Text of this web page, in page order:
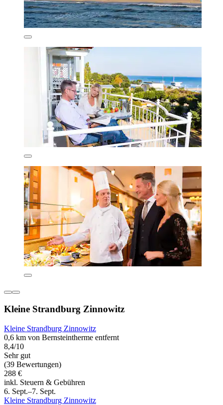
Kleine Strandburg Zinnowitz
Kleine Strandburg Zinnowitz
0,6 km von Bernsteintherme entfernt
8,4/10
Sehr gut
(39 Bewertungen)
288 €
inkl. Steuern & Gebühren
6. Sept.–7. Sept.
Kleine Strandburg Zinnowitz